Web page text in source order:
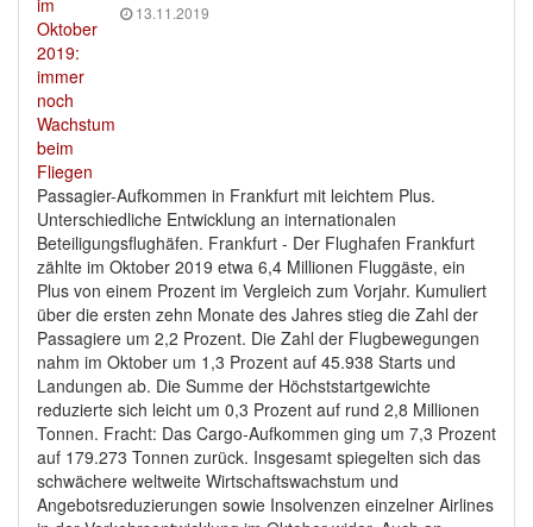
13.11.2019
Passagier-Aufkommen in Frankfurt mit leichtem Plus.
Unterschiedliche Entwicklung an internationalen
Beteiligungsflughäfen. Frankfurt - Der Flughafen Frankfurt
zählte im Oktober 2019 etwa 6,4 Millionen Fluggäste, ein
Plus von einem Prozent im Vergleich zum Vorjahr. Kumuliert
über die ersten zehn Monate des Jahres stieg die Zahl der
Passagiere um 2,2 Prozent. Die Zahl der Flugbewegungen
nahm im Oktober um 1,3 Prozent auf 45.938 Starts und
Landungen ab. Die Summe der Höchststartgewichte
reduzierte sich leicht um 0,3 Prozent auf rund 2,8 Millionen
Tonnen. Fracht: Das Cargo-Aufkommen ging um 7,3 Prozent
auf 179.273 Tonnen zurück. Insgesamt spiegelten sich das
schwächere weltweite Wirtschaftswachstum und
Angebotsreduzierungen sowie Insolvenzen einzelner Airlines